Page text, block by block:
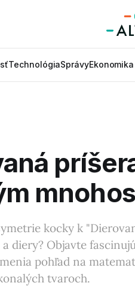
TechnológiaSprávy
kocky k
diery? Objavte
pohľad na
tvaroch.